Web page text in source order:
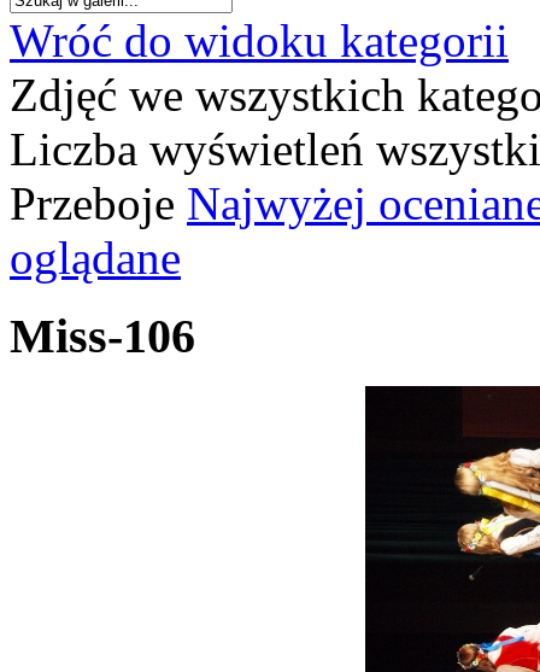
Wróć do widoku kategorii
Zdjęć we wszystkich
Liczba wyświetleń
Przeboje Najwyżej
oglądane
Miss-106